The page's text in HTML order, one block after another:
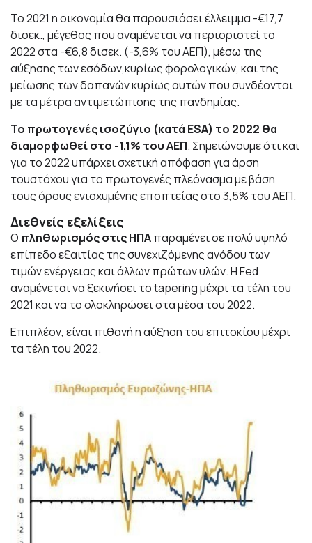
Το 2021 η οικονομία θα παρουσιάσει έλλειμμα -€17,7
δισεκ., μέγεθος που αναμένεται να περιοριστεί το
2022 στα -€6,8 δισεκ. (-3,6% του ΑΕΠ), μέσω της
αύξησης των εσόδων,κυρίως φορολογικών, και της
μείωσης των δαπανών κυρίως αυτών που συνδέονται
με τα μέτρα αντιμετώπισης της πανδημίας.
Το πρωτογενές ισοζύγιο (κατά ESA) το 2022 θα
διαμορφωθεί στο -1,1% του ΑΕΠ. Σημειώνουμε ότι και
για το 2022 υπάρχει σχετική απόφαση για άρση
τουστόχου για το πρωτογενές πλεόνασμα με βάση
τους όρους ενισχυμένης εποπτείας στο 3,5% του ΑΕΠ.
Διεθνείς εξελίξεις
O πληθωρισμός στις ΗΠΑπαραμένει σε πολύ υψηλό
επίπεδο εξαιτίας της συνεχιζόμενης ανόδου των
τιμών ενέργειας και άλλων πρώτων υλών. Η Fed
αναμένεται να ξεκινήσει το tapering μέχρι τα τέλη του
2021 και να το ολοκληρώσει στα μέσα του 2022.
Επιπλέον, είναι πιθανή η αύξηση του επιτοκίου μέχρι
τα τέλη του 2022.